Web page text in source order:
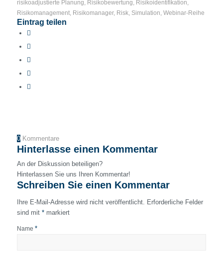
risikoadjustierte Planung
Risikobewertung Risikoidentifikation
Risikomanagement, Risikomanager, Risk, Simulation Webinar-Reihe
Eintrag teilen
0 Kommentare
Hinterlasse einen Kommentar
An der Diskussion beteiligen?
Hinterlassen Sie uns Ihren Kommentar!
Schreiben Sie einen Kommentar
Ihre E-Mail-Adresse wird nicht veröffentlicht. Erforderliche Felder
sind mit *markiert
Name *